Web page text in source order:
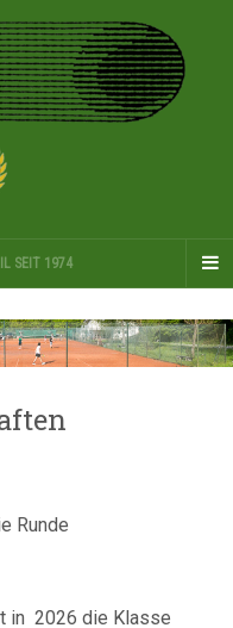
SEIT 1974
Runde
in 2026 die Klasse